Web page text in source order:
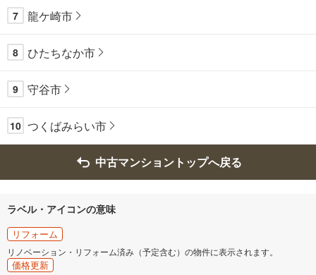
7 龍ケ崎市
8 ひたちなか市
9 守谷市
10 つくばみらい市
中古マンショントップへ戻る
ラベル・アイコンの意味
リフォーム
リノベーション・リフォーム済み（予定含む）の物件に表示されます。
価格更新